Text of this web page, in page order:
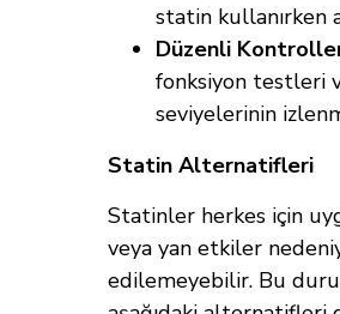
statin kullanırken
Düzenli
fonksiyon testleri
seviyelerinin
Statin Alternatifleri
Statinler herkes için
veya yan etkiler
edilemeyebilir. Bu